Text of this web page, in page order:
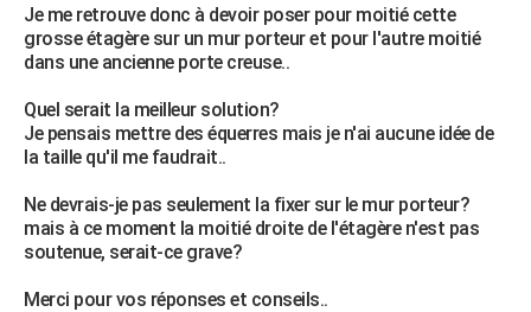
Alimentation
Guide de la santé
Maladies
Médicaments
Sommeil
VOYAGE
GUIDES D'ACHAT
CARTE DE VOEUX
Je me retrouve donc à devoir poser pour moitié cette
grosse étagère sur un mur porteur et pour l'autre moitié
dans une ancienne porte creuse..
Quel serait la meilleur solution?
Je pensais mettre des équerres mais je n'ai aucune idée de
la taille qu'il me faudrait..
Ne devrais-je pas seulement la fixer sur le mur porteur?
mais à ce moment la moitié droite de l'étagère n'est pas
soutenue, serait-ce grave?
Merci pour vos réponses et conseils..